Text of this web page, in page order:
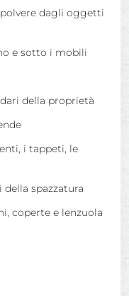
dagli oggetti
e sotto i mobili
della proprietà
i tappeti, le
spazzatura
coperte e lenzuola